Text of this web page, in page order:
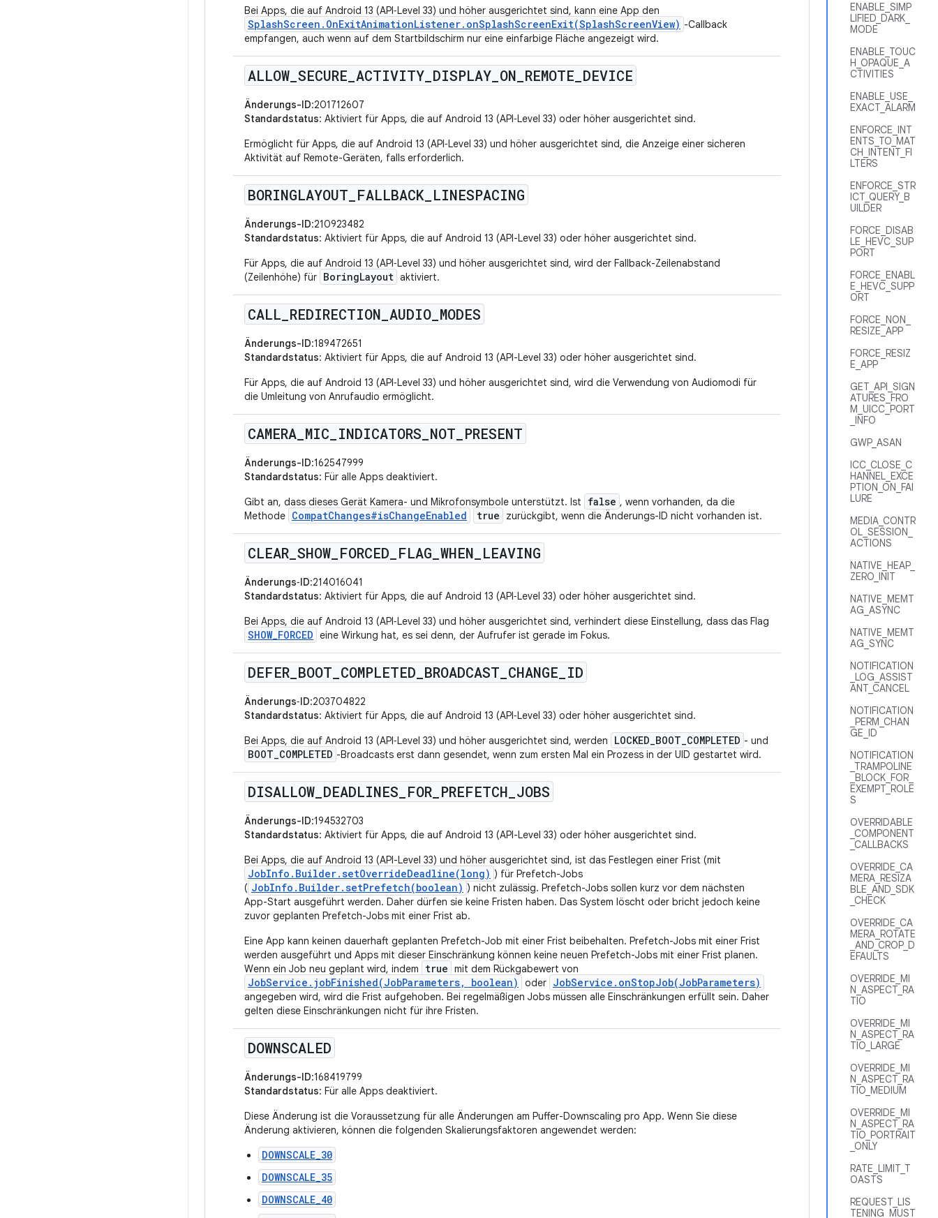
ENABLE_SIMP
LIFIED_DARK_
MODE
ENABLE_TOUC
H_OPAQUE_A
CTIVITIES
ENABLE_USE_
EXACT_ALARM
ENFORCE_INT
ENTS_TO_MAT
CH_INTENT_FI
LTERS
ENFORCE_STR
ICT_QUERY_B
UILDER
FORCE_DISAB
LE_HEVC_SUP
PORT
FORCE_ENABL
E_HEVC_SUPP
ORT
FORCE_NON_
RESIZE_APP
FORCE_RESIZ
E_APP
GET_API_SIGN
ATURES_FRO
M_UICC_PORT
_INFO
GWP_ASAN
ICC_CLOSE_C
HANNEL_EXCE
PTION_ON_FAI
LURE
MEDIA_CONTR
OL_SESSION_
ACTIONS
NATIVE_HEAP_
ZERO_INIT
NATIVE_MEMT
AG_ASYNC
NATIVE_MEMT
AG_SYNC
NOTIFICATION
_LOG_ASSIST
ANT_CANCEL
NOTIFICATION
_PERM_CHAN
GE_ID
NOTIFICATION
_TRAMPOLINE
_BLOCK_FOR_
EXEMPT_ROLE
S
OVERRIDABLE
_COMPONENT
_CALLBACKS
OVERRIDE_CA
MERA_RESIZA
BLE_AND_SDK
_CHECK
OVERRIDE_CA
MERA_ROTATE
_AND_CROP_D
EFAULTS
OVERRIDE_MI
N_ASPECT_RA
TIO
OVERRIDE_MI
N_ASPECT_RA
TIO_LARGE
OVERRIDE_MI
N_ASPECT_RA
TIO_MEDIUM
OVERRIDE_MI
N_ASPECT_RA
TIO_PORTRAIT
_ONLY
RATE_LIMIT_T
OASTS
REQUEST_LIS
TENING_MUST
Bei Apps, die auf Android 13 (API‑Level 33) und höher ausgerichtet sind, kann eine App den
SplashScreen.OnExitAnimationListener.onSplashScreenExit(SplashScreenView) -Callback
empfangen, auch wenn auf dem Startbildschirm nur eine einfarbige Fläche angezeigt wird.
ALLOW SECURE ACTIVITY DISPLAY ON REMOTE DEVICE
Änderungs-ID:201712607
Standardstatus: Aktiviert für Apps, die auf Android 13 (API‑Level 33) oder höher ausgerichtet sind.
Ermöglicht für Apps, die auf Android 13 (API‑Level 33) und höher ausgerichtet sind, die Anzeige einer sicheren
Aktivität auf Remote-Geräten, falls erforderlich.
BORINGLAYOUT FALLBACK LINESPACING
Änderungs-ID:210923482
Standardstatus: Aktiviert für Apps, die auf Android 13 (API-Level 33) oder höher ausgerichtet sind.
Für Apps, die auf Android 13 (API‑Level 33) und höher ausgerichtet sind, wird der Fallback-Zeilenabstand
(Zeilenhöhe) für BoringLayout aktiviert.
CALL REDIRECTION AUDIO MODES
Änderungs-ID:189472651
Standardstatus: Aktiviert für Apps, die auf Android 13 (API-Level 33) oder höher ausgerichtet sind.
Für Apps, die auf Android 13 (API‑Level 33) und höher ausgerichtet sind, wird die Verwendung von Audiomodi für
die Umleitung von Anrufaudio ermöglicht.
CAMERA MIC INDICATORS NOT PRESENT
Änderungs-ID:162547999
Standardstatus: Für alle Apps deaktiviert.
Gibt an, dass dieses Gerät Kamera- und Mikrofonsymbole unterstützt. Ist
false , wenn vorhanden, da die
Methode CompatChanges#isChangeEnabled true zurückgibt, wenn die Änderungs-ID nicht vorhanden ist.
CLEAR SHOW FORCED FLAG WHEN LEAVING
Änderungs‑ID:214016041
Standardstatus: Aktiviert für Apps, die auf Android 13 (API‑Level 33) oder höher ausgerichtet sind.
Bei Apps, die auf Android 13 (API‑Level 33) und höher ausgerichtet sind, verhindert diese Einstellung, dass das Flag
SHOW_FORCED eine Wirkung hat, es sei denn, der Aufrufer ist gerade im Fokus.
DEFER BOOT COMPLETED BROADCAST CHANGE ID
Änderungs‑ID:203704822
Standardstatus: Aktiviert für Apps, die auf Android 13 (API‑Level 33) oder höher ausgerichtet sind.
Bei Apps, die auf Android 13 (API‑Level 33) und höher ausgerichtet sind, werden
LOCKED_BOOT_COMPLETED - und
BOOT_COMPLETED -Broadcasts erst dann gesendet, wenn zum ersten Mal ein Prozess in der UID gestartet wird.
DISALLOW DEADLINES FOR PREFETCH JOBS
Änderungs-ID:194532703
Standardstatus: Aktiviert für Apps, die auf Android 13 (API-Level 33) oder höher ausgerichtet sind.
Bei Apps, die auf Android 13 (API-Level 33) und höher ausgerichtet sind, ist das Festlegen einer Frist (mit
JobInfo.Builder.setOverrideDeadline(long) ) für Prefetch-Jobs
( JobInfo.Builder.setPrefetch(boolean) ) nicht zulässig. Prefetch-Jobs sollen kurz vor dem nächsten
App-Start ausgeführt werden. Daher dürfen sie keine Fristen haben. Das System löscht oder bricht jedoch keine
zuvor geplanten Prefetch-Jobs mit einer Frist ab.
Eine App kann keinen dauerhaft geplanten Prefetch-Job mit einer Frist beibehalten. Prefetch-Jobs mit einer Frist
werden ausgeführt und Apps mit dieser Einschränkung können keine neuen Prefetch-Jobs mit einer Frist planen.
Wenn ein Job neu geplant wird, indem
true mit dem Rückgabewert von
JobService.jobFinished(JobParameters, boolean) oder JobService.onStopJob(JobParameters)
angegeben wird, wird die Frist aufgehoben. Bei regelmäßigen Jobs müssen alle Einschränkungen erfüllt sein. Daher
gelten diese Einschränkungen nicht für ihre Fristen.
DOWNSCALED
Änderungs-ID:168419799
Standardstatus: Für alle Apps deaktiviert.
Diese Änderung ist die Voraussetzung für alle Änderungen am Puffer-Downscaling pro App. Wenn Sie diese
Änderung aktivieren, können die folgenden Skalierungsfaktoren angewendet werden:
DOWNSCALE_30
DOWNSCALE_35
DOWNSCALE_40